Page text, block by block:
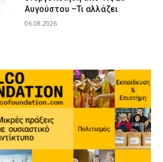
Αυγούστου –Τι αλλάζει
06.08.2026